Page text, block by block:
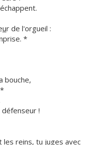
ur de l'orgueil :
*
bouche,
!
reins, tu juges avec